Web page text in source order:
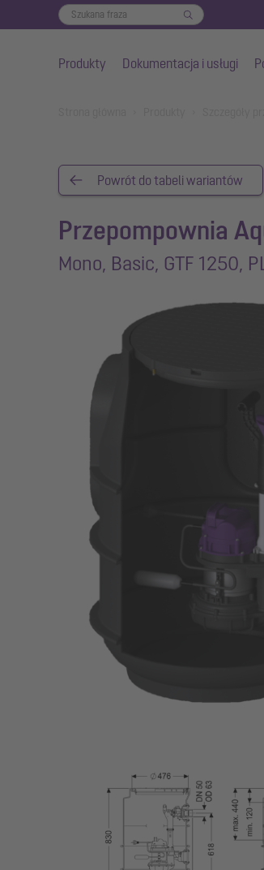
Produkty Dokumentacja i usługi
Powrót do tabeli wariantów
Przepompownia
Mono, Basic, GTF 1250,